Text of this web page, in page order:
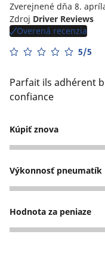
Zverejnené dňa 8.
Zdroj Driver Reviews
Overená recenzia
5/5
Parfait ils adhérent
confiance
Kúpiť znova
5
Výkonnosť pneumatík
5
Hodnota za peniaze
4